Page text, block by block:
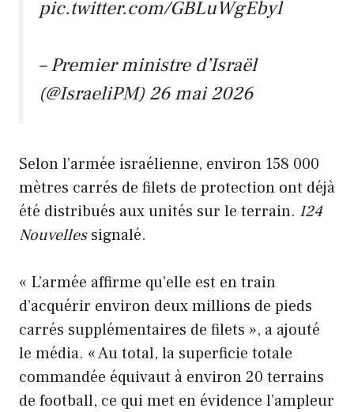
pic.twitter.com/GBLuWgEbyl
– Premier ministre d’Israël
(@IsraeliPM)26 mai 2026
Selon l’armée israélienne, environ 158 000
mètres carrés de filets de protection ont déjà
été distribués aux unités sur le terrain. I24
Nouvellessignalé.
« L’armée affirme qu’elle est en train
d’acquérir environ deux millions de pieds
carrés supplémentaires de filets », a ajouté
le média. « Au total, la superficie totale
commandée équivaut à environ 20 terrains
de football, ce qui met en évidence l’ampleur